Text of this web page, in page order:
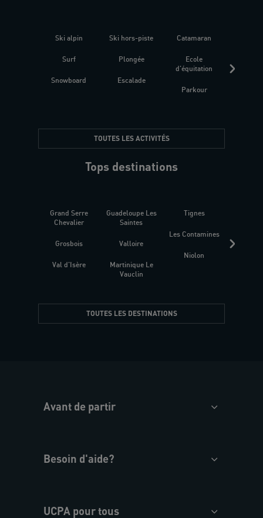
Ski alpin
Surf
Snowboard
Ski hors-piste
Plongée
Escalade
Catamaran
Ecole
d'équitation
Parkour
TOUTES LES ACTIVITÉS
Tops destinations
Grand Serre
Chevalier
Grosbois
Val d'Isère
Guadeloupe Les
Saintes
Valloire
Martinique Le
Vauclin
Tignes
Les Contamines
Niolon
TOUTES LES DESTINATIONS
Avant de partir
Besoin d'aide?
UCPA pour tous